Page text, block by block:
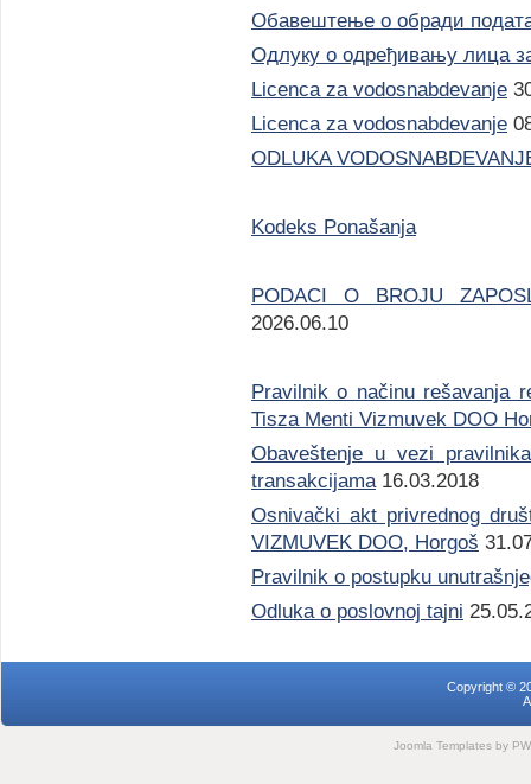
Обавештење о обради
Одлуку о одређивању лица
Licenca za vodosnabdevanje
Licenca za vodosnabdevanje
ODLUKA
Kodeks Ponašanja
PODACI O BROJU
2026.06.10
Pravilnik o načinu rešavanja
Tisza Menti Vizmuvek DOO
Obaveštenje u vezi
transakcijama 16.03.2018
Osnivački akt privrednog
VIZMUVEK DOO, Horgoš
Pravilnik o postupku
Odluka o poslovnoj tajni
Copyright ©
Joomla Templates by